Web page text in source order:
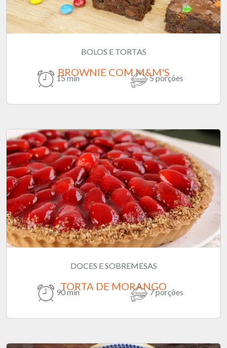
BOLOS E TORTAS
BROWNIE COM M&M'S
15 min 5 porções
DOCES E SOBREMESAS
TORTA DE MORANGO
90 min 7 porções